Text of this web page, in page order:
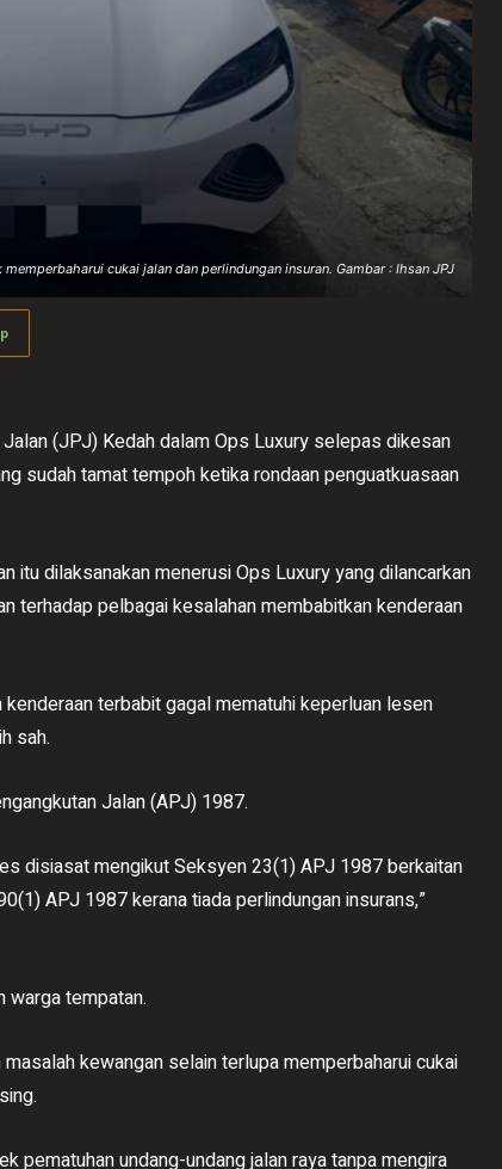
cukai jalan dan perlindungan insuran. Gambar : Ihsan JPJ
(JPJ) Kedah dalam Ops Luxury selepas dikesan
sudah tamat tempoh ketika rondaan penguatkuasaan
itu dilaksanakan menerusi Ops Luxury yang dilancarkan
terhadap pelbagai kesalahan membabitkan kenderaan
terbabit gagal mematuhi keperluan lesen
sah.
Jalan (APJ) 1987.
disiasat mengikut Seksyen 23(1) APJ 1987 berkaitan
APJ 1987 kerana tiada perlindungan insurans,”
warga tempatan.
kewangan selain terlupa memperbaharui cukai
pematuhan undang-undang jalan raya tanpa mengira